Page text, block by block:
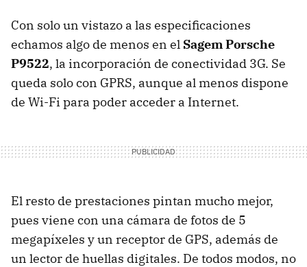
Con solo un vistazo a las especificaciones
echamos algo de menos en el Sagem Porsche
P9522, la incorporación de conectividad 3G. Se
queda solo con GPRS, aunque al menos dispone
de Wi-Fi para poder acceder a Internet.
El resto de prestaciones pintan mucho mejor,
pues viene con una cámara de fotos de 5
megapíxeles y un receptor de GPS, además de
un lector de huellas digitales. De todos modos, no